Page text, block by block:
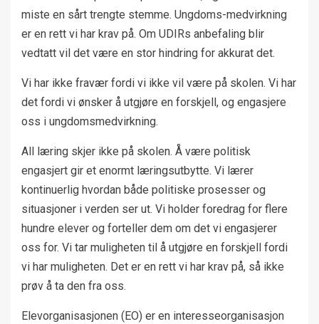
miste en sårt trengte stemme. Ungdoms-medvirkning
er en rett vi har krav på. Om UDIRs anbefaling blir
vedtatt vil det være en stor hindring for akkurat det.
Vi har ikke fravær fordi vi ikke vil være på skolen. Vi har
det fordi vi ønsker å utgjøre en forskjell, og engasjere
oss i ungdomsmedvirkning.
All læring skjer ikke på skolen. Å være politisk
engasjert gir et enormt læringsutbytte. Vi lærer
kontinuerlig hvordan både politiske prosesser og
situasjoner i verden ser ut. Vi holder foredrag for flere
hundre elever og forteller dem om det vi engasjerer
oss for. Vi tar muligheten til å utgjøre en forskjell fordi
vi har muligheten. Det er en rett vi har krav på, så ikke
prøv å ta den fra oss.
Elevorganisasjonen (EO) er en interesseorganisasjon